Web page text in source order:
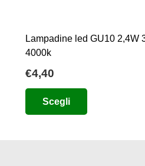
Lampadine led GU10 2,4W
4000k
€4,40
Scegli